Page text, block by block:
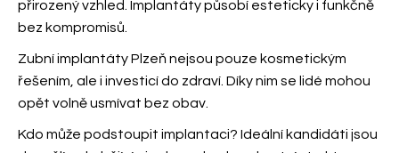
přirozený vzhled. Implantáty působí esteticky i funkčně
bez kompromisů.
Zubní implantáty Plzeň nejsou pouze kosmetickým
řešením, ale i investicí do zdraví. Díky nim se lidé mohou
opět volně usmívat bez obav.
Kdo může podstoupit implantaci? Ideální kandidáti jsou